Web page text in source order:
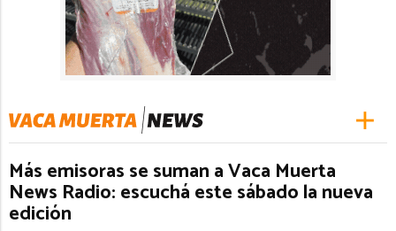
Más emisoras se suman a Vaca Muerta
News Radio: escuchá este sábado la nueva
edición